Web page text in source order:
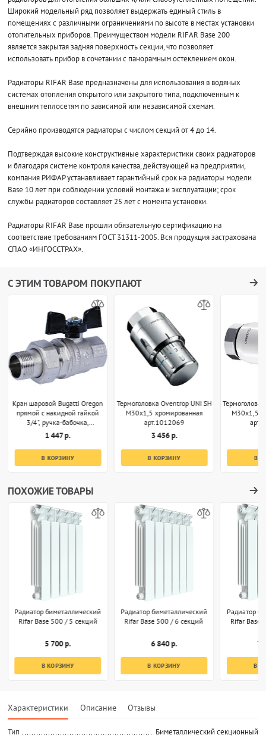
Широкий модельный ряд позволяет выдержать единый стиль в
помещениях с различными ограничениями по высоте в местах установки
отопительных приборов. Преимуществом модели RIFAR Base 200
является закрытая задняя поверхность секции, что позволяет
использовать прибор в сочетании с панорамным остеклением окон.
Радиаторы RIFAR Base предназначены для использования в водяных
системах отопления открытого или закрытого типа, подключенным к
внешним теплосетям по зависимой или независимой схемам.
Серийно производятся радиаторы с числом секций от 4 до 14.
Подтверждая высокие конструктивные характеристики своих радиаторов
и благодаря системе контроля качества, действующей на предприятии,
компания РИФАР устанавливает гарантийный срок на радиаторы модели
Base 10 лет при соблюдении условий монтажа и эксплуатации; срок
службы радиаторов составляет 25 лет с момента установки.
Радиаторы RIFAR Base прошли обязательную сертификацию на
соответствие требованиям ГОСТ 31311-2005. Вся продукция застрахована
СПАО «ИНГОССТРАХ».
С ЭТИМ ТОВАРОМ ПОКУПАЮТ
Кран шаровой Bugatti Oregon
прямой с накидной гайкой
3/4", ручка-бабочка,
арт.03220032
1 447 р.
В КОРЗИНУ
Термоголовка Oventrop UNI SH
M30x1,5 хромированная
арт.1012069
3 456 р.
В КОРЗИНУ
M30x1,5
2
В
ПОХОЖИЕ ТОВАРЫ
Радиатор биметаллический
Rifar Base 500 / 5 секций
5 700 р.
В КОРЗИНУ
Радиатор биметаллический
Rifar Base 500 / 6 секций
6 840 р.
В КОРЗИНУ
Радиатор
Rifar Base
7
В
Характеристики Описание Отзывы
Тип
Биметаллический секционный